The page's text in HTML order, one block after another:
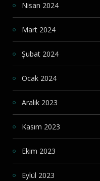
Nisan 2024
Mart 2024
Şubat 2024
Ocak 2024
Aralık 2023
Kasım 2023
Ekim 2023
Eylül 2023